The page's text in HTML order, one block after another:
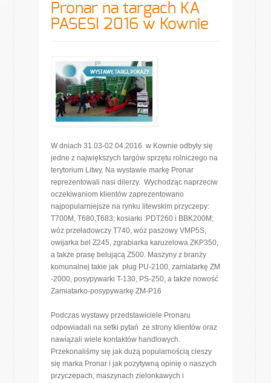
Pronar na targach KA
PASESI 2016 w Kownie
W dniach 31.03-02.04.2016 w Kownie odbyły się
jedne z największych targów sprzętu rolniczego na
terytorium Litwy. Na wystawie markę Pronar
reprezentowali nasi dilerzy. Wychodząc naprzeciw
oczekiwaniom klientów zaprezentowano
najpopularniejsze na rynku litewskim przyczepy:
T700M, T680,T683; kosiarki :PDT260 i BBK200M;
wóz przeładowczy T740, wóz paszowy VMP5S,
owijarka bel Z245, zgrabiarka karuzelowa ZKP350,
a także prasę belującą Z500. Maszyny z branży
komunalnej takie jak pług PU-2100, zamiatarkę ZM
-2000, posypywarki T-130, PS-250, a także nowość
Zamiatarko-posypywarkę ZM-P16
Podczas wystawy przedstawiciele Pronaru
odpowiadali na setki pytań ze strony klientów oraz
nawiązali wiele kontaktów handlowych.
Przekonaliśmy się jak dużą popularnością cieszy
się marka Pronar i jak pozytywną opinię o naszych
przyczepach, maszynach zielonkawych i